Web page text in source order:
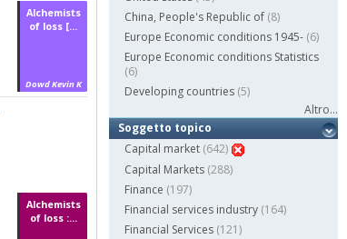
Alchemists
of loss [...
Dowd Kevin K
Alchemists
of loss :...
China, People's Republic of (8)
Europe Economic conditions 1945- (6)
Europe Economic conditions Statistics
(6)
Developing countries (5)
Altro...
Soggetto topico
Capital market (642)
Capital Markets (288)
Finance (197)
Financial services industry (164)
Financial Services (121)